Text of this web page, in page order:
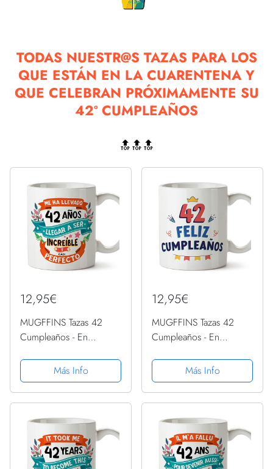
TODAS NUESTR@S TAZAS PARA LOS
QUE ESTÁN EN LA CUARENTENA Y
QUE CELEBRAN PRÓXIMAMENTE SU
42º CUMPLEAÑOS
🔝🔝🔝
12,95€
MUGFFINS Tazas 42
Cumpleaños - En
42 años llegar a ser
increíble - 11 oz - Regalo
original y divertido
Más Info
12,95€
MUGFFINS Tazas 42
Cumpleaños - En
Cumpleaños! - 11 oz /
330 ml - Regalo original
y divertido
Más Info